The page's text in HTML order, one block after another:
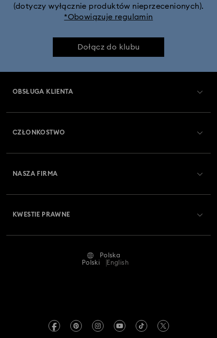
(dotyczy wyłącznie produktów nieprzecenionych).
*Obowiązuje regulamin
Dołącz do klubu
OBSŁUGA KLIENTA
Zwroty i wymiana towaru
Status naprawy
CZŁONKOSTWO
NASZA FIRMA
KWESTIE PRAWNE
Informacje dotyczące rozporządzenia REACH
Polska
Polski
English